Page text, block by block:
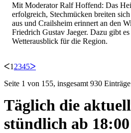
Mit Moderator Ralf Hoffend: Das
erfolgreich, Stechmücken breiten
aus und Crailsheim erinnert an den
Friedrich Gustav Jaeger. Dazu gibt
Wetterausblick für die Region.
ᐸ1 2345ᐳ
Seite 1 von 155, insgesamt 930 Einträge
Täglich die
stündlich ab